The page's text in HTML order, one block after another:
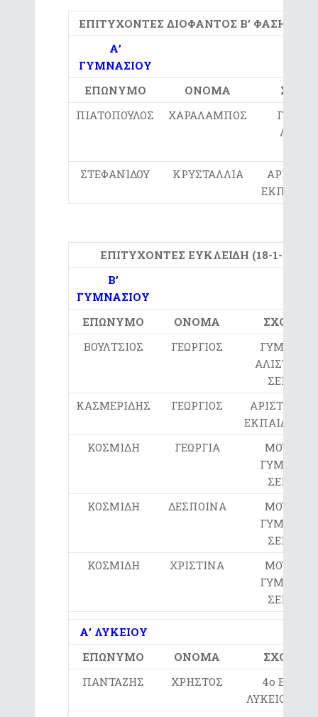
ΕΠΙΤΥΧΟΝΤΕΣ ΔΙΟΦΑΝΤΟΣ Β’ ΦΑΣΗ (18-
Α’
ΓΥΜΝΑΣΙΟΥ
ΕΠΩΝΥΜΟ
ΟΝΟΜΑ
ΠΙΑΤΟΠΟΥΛΟΣ
ΧΑΡΑΛΑΜΠΟΣ
ΣΤΕΦΑΝΙΔΟΥ
ΚΡΥΣΤΑΛΛΙΑ
ΕΠΙΤΥΧΟΝΤΕΣ ΕΥΚΛΕΙΔΗ (18-1-2025)
Β’
ΓΥΜΝΑΣΙΟΥ
ΕΠΩΝΥΜΟ
ΟΝΟΜΑ
ΣΧΟΛΕΙΟ
ΒΟΥΛΤΣΙΟΣ
ΓΕΩΡΓΙΟΣ
ΣΕΡΡΩΝ
ΚΑΣΜΕΡΙΔΗΣ
ΓΕΩΡΓΙΟΣ
ΚΟΣΜΙΔΗ
ΓΕΩΡΓΙΑ
ΜΟΥΣΙΚΟ
ΣΕΡΡΩΝ
ΚΟΣΜΙΔΗ
ΔΕΣΠΟΙΝΑ
ΜΟΥΣΙΚΟ
ΣΕΡΡΩΝ
ΚΟΣΜΙΔΗ
ΧΡΙΣΤΙΝΑ
ΜΟΥΣΙΚΟ
ΣΕΡΡΩΝ
Α’ ΛΥΚΕΙΟΥ
ΕΠΩΝΥΜΟ
ΟΝΟΜΑ
ΣΧΟΛΕΙΟ
ΠΑΝΤΑΖΗΣ
ΧΡΗΣΤΟΣ
4ο ΕΝΙΑΙΟ
ΛΥΚΕΙΟ